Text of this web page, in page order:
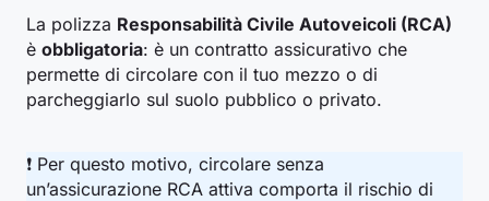
La polizza Responsabilità Civile Autoveicoli (RCA)
è obbligatoria: è un contratto assicurativo che
permette di circolare con il tuo mezzo o di
parcheggiarlo sul suolo pubblico o privato.
❗ Per questo motivo, circolare senza
un’assicurazione RCA attiva comporta il rischio di